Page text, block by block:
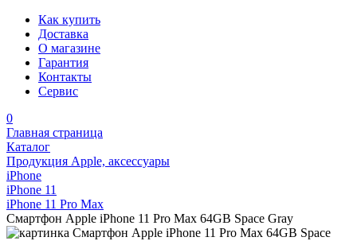
Как купить
Доставка
О магазине
Гарантия
Контакты
Сервис
0
Главная страница
Каталог
Продукция Apple, аксессуары
iPhone
iPhone 11
iPhone 11 Pro Max
Смартфон Apple iPhone 11 Pro Max 64GB Space Gray